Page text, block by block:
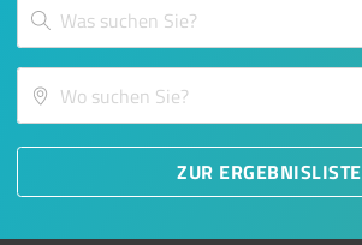
ZUR ERGEBNISLISTE